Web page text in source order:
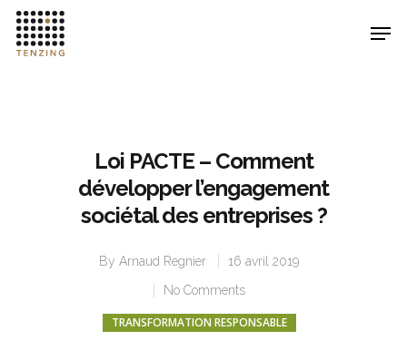
Loi PACTE – Comment
développer l’engagement
sociétal des entreprises ?
By Arnaud Regnier
16 avril 2019
No Comments
TRANSFORMATION RESPONSABLE